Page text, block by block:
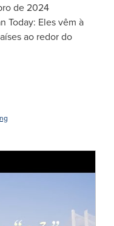
de 2024
Today: Eles vêm à
ao redor do